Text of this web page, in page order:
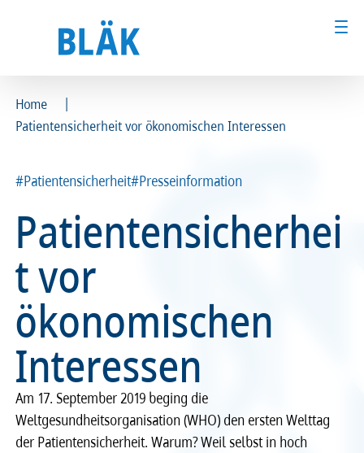
Ärztinnen und Ärzte
MFA & Fachpersonal
Patientinnen und Patienten
Presse
Karriere
Recht
Service & Kontakt
Ärztinnen und Ärzte
MFA & Fachpersonal
Patientinnen und Patienten
Presse
Karriere
Recht
Service & Kontakt
Home
|
Patientensicherheit vor ökonomischen Interessen
#Patientensicherheit#Presseinformation
Patientensicherhei
t vor
ökonomischen
Interessen
Am 17. September 2019 beging die
Weltgesundheitsorganisation (WHO) den ersten Welttag
der Patientensicherheit. Warum? Weil selbst in hoch